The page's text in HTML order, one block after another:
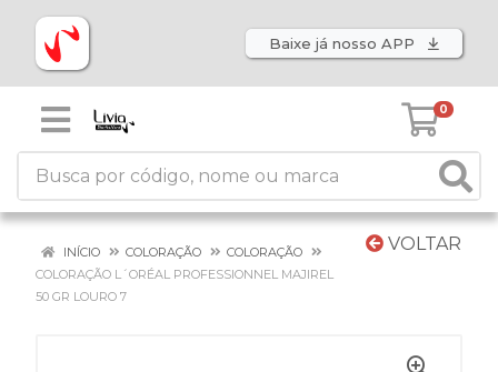
Baixe já nosso APP
0
VOLTAR
INÍCIO COLORAÇÃO
COLORAÇÃO
COLORAÇÃO L´ORÉAL PROFESSIONNEL MAJIREL
50 GR LOURO 7